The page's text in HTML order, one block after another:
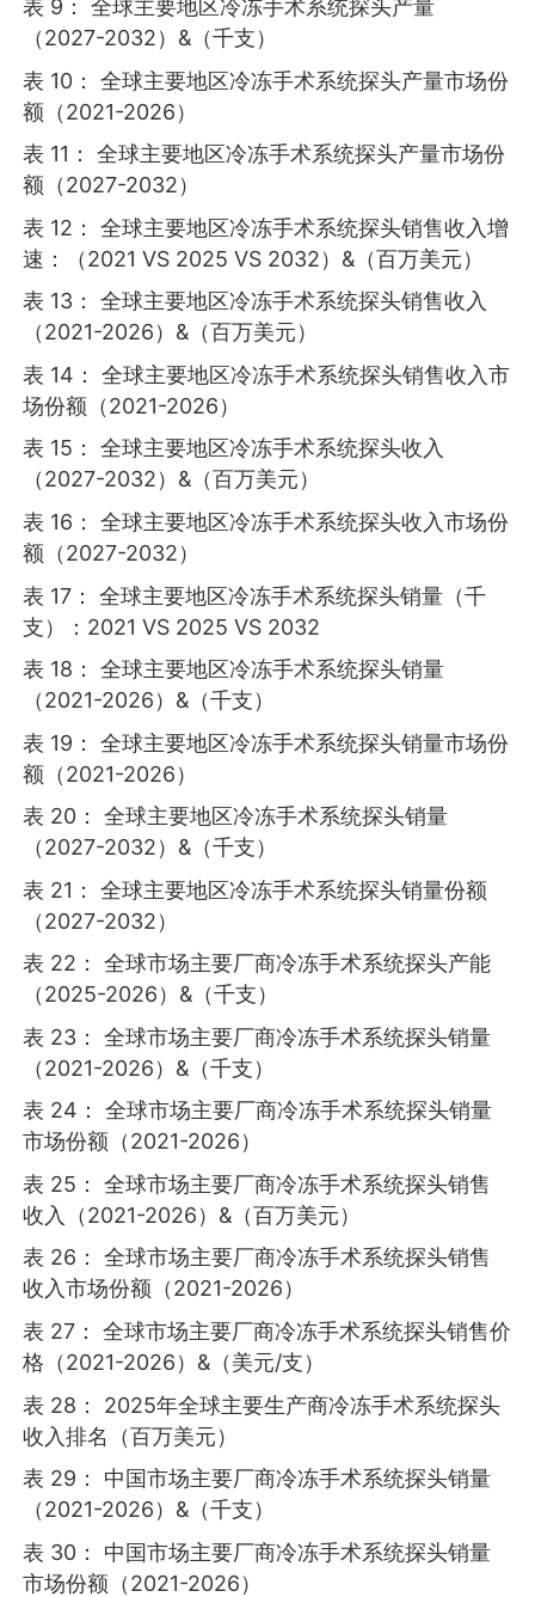
表 9： 全球主要地区冷冻手术系统探头产量
（2027-2032）&（千支）
表 10： 全球主要地区冷冻手术系统探头产量市场份
额（2021-2026）
表 11： 全球主要地区冷冻手术系统探头产量市场份
额（2027-2032）
表 12： 全球主要地区冷冻手术系统探头销售收入增
速：（2021 VS 2025 VS 2032）&（百万美元）
表 13： 全球主要地区冷冻手术系统探头销售收入
（2021-2026）&（百万美元）
表 14： 全球主要地区冷冻手术系统探头销售收入市
场份额（2021-2026）
表 15： 全球主要地区冷冻手术系统探头收入
（2027-2032）&（百万美元）
表 16： 全球主要地区冷冻手术系统探头收入市场份
额（2027-2032）
表 17： 全球主要地区冷冻手术系统探头销量（千
支）：2021 VS 2025 VS 2032
表 18： 全球主要地区冷冻手术系统探头销量
（2021-2026）&（千支）
表 19： 全球主要地区冷冻手术系统探头销量市场份
额（2021-2026）
表 20： 全球主要地区冷冻手术系统探头销量
（2027-2032）&（千支）
表 21： 全球主要地区冷冻手术系统探头销量份额
（2027-2032）
表 22： 全球市场主要厂商冷冻手术系统探头产能
（2025-2026）&（千支）
表 23： 全球市场主要厂商冷冻手术系统探头销量
（2021-2026）&（千支）
表 24： 全球市场主要厂商冷冻手术系统探头销量
市场份额（2021-2026）
表 25： 全球市场主要厂商冷冻手术系统探头销售
收入（2021-2026）&（百万美元）
表 26： 全球市场主要厂商冷冻手术系统探头销售
收入市场份额（2021-2026）
表 27： 全球市场主要厂商冷冻手术系统探头销售价
格（2021-2026）&（美元/支）
表 28： 2025年全球主要生产商冷冻手术系统探头
收入排名（百万美元）
表 29： 中国市场主要厂商冷冻手术系统探头销量
（2021-2026）&（千支）
表 30： 中国市场主要厂商冷冻手术系统探头销量
市场份额（2021-2026）